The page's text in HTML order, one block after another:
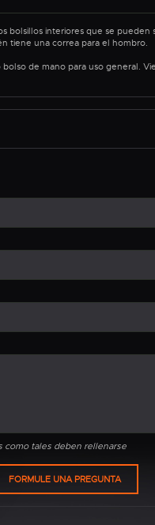
bolsillos interiores que se pueden
tiene una correa para el hombro.
bolso de mano para uso general.
como tales deben rellenarse